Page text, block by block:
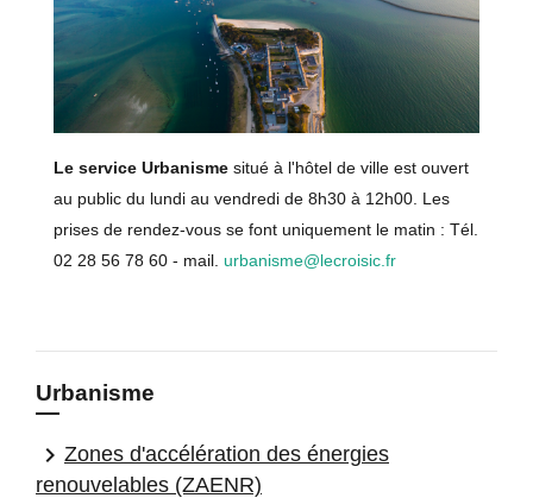
Le service Urbanisme situé à l'hôtel de ville est ouvert
au public du lundi au vendredi de 8h30 à 12h00. Les
prises de rendez-vous se font uniquement le matin : Tél.
02 28 56 78 60 - mail. urbanisme@lecroisic.fr
Urbanisme
keyboard_arrow_right Zones d'accélération des énergies
renouvelables (ZAENR)